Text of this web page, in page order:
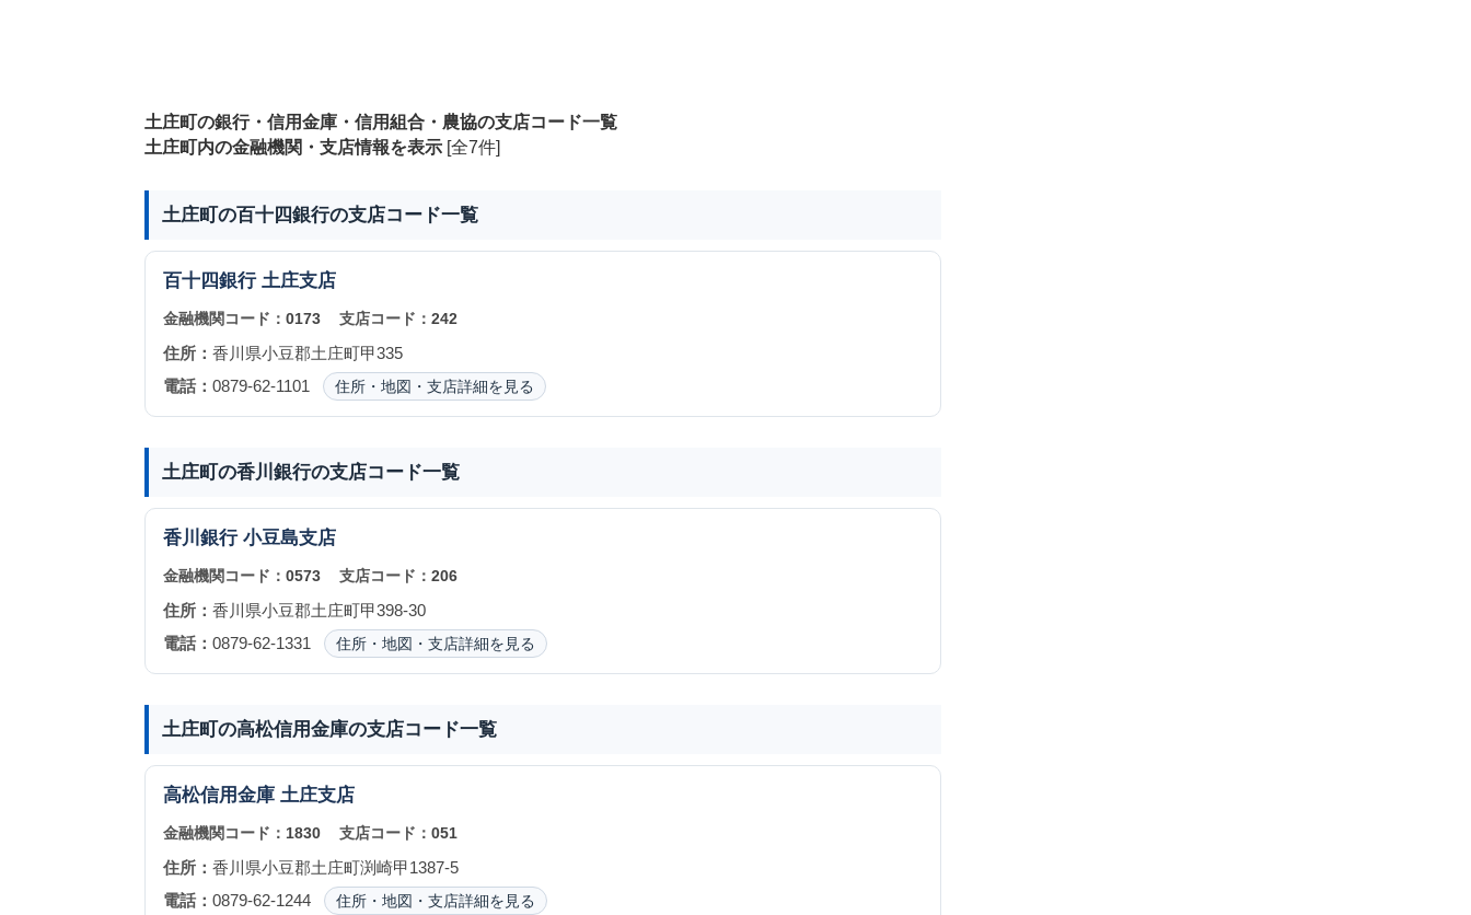
土庄町の銀行・信用金庫・信用組合・農協の支店コード一覧
土庄町内の金融機関・支店情報を表示[全7件]
土庄町の百十四銀行の支店コード一覧
百十四銀行 土庄支店
金融機関コード： 0173 支店コード： 242
住所： 香川県小豆郡土庄町甲335
電話： 0879-62-1101 住所・地図・支店詳細を見る
土庄町の香川銀行の支店コード一覧
香川銀行 小豆島支店
金融機関コード： 0573 支店コード： 206
住所： 香川県小豆郡土庄町甲398-30
電話： 0879-62-1331 住所・地図・支店詳細を見る
土庄町の高松信用金庫の支店コード一覧
高松信用金庫 土庄支店
金融機関コード： 1830 支店コード： 051
住所： 香川県小豆郡土庄町渕崎甲1387-5
電話： 0879-62-1244 住所・地図・支店詳細を見る